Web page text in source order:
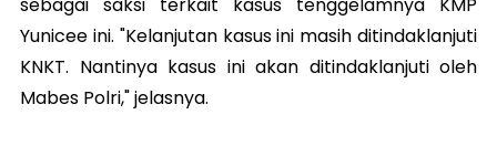
Yunicee ini. "Kelanjutan kasus ini masih ditindaklanjuti
KNKT. Nantinya kasus ini akan ditindaklanjuti oleh
Mabes Polri," jelasnya.